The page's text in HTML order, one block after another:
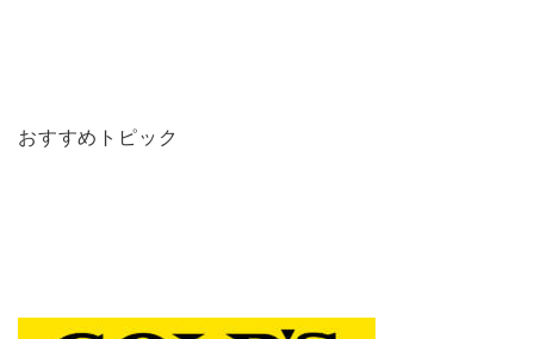
おすすめトピック